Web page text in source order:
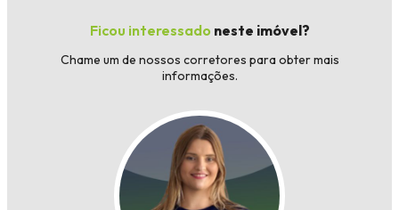
Ficou interessado neste imóvel?
Chame um de nossos corretores para obter mais
informações.